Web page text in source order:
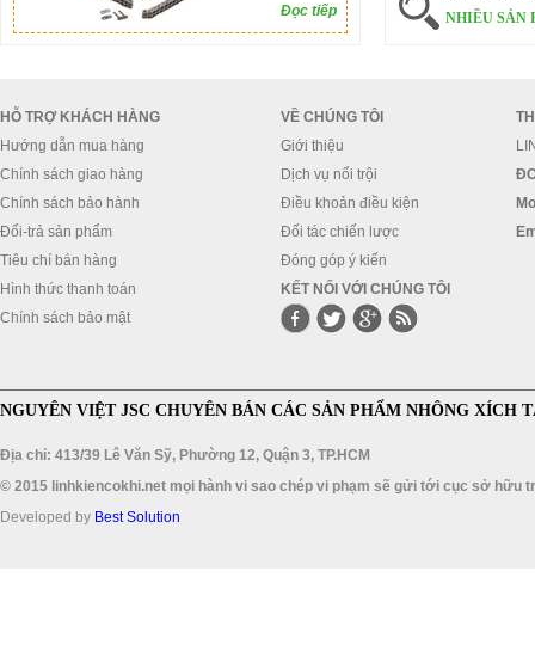
Đọc tiếp
NHIỀU SẢN
HỖ TRỢ KHÁCH HÀNG
Hướng dẫn mua hàng
Chính sách giao hàng
Chính sách bảo hành
Đổi-trả sản phẩm
Tiêu chí bán hàng
Hình thức thanh toán
Chính sách bảo mật
VỀ CHÚNG TÔI
Giới thiệu
Dịch vụ nổi trội
Điều khoản điều kiện
Đối tác chiến lược
Đóng góp ý kiến
KẾT NỐI VỚI CHÚNG TÔI
NGUYÊN VIỆT JSC CHUYÊN BÁN CÁC SẢN PHẨM NHÔNG XÍCH
Địa chỉ: 413/39 Lê Văn Sỹ, Phường 12, Quận 3, TP.HCM
© 2015 linhkiencokhi.net mọi hành vi sao chép vi phạm sẽ gửi tới cục sở hữu
Developed by Best Solution